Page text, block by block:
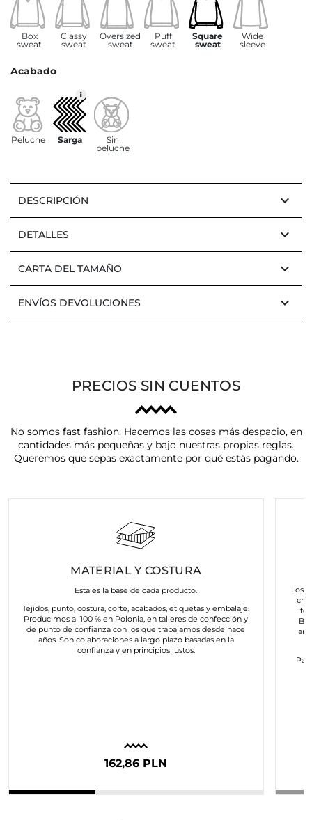
Box
sweat
Classy
sweat
Oversized
sweat
Puff
sweat
Square
sweat
Wide
sleeve
Acabado
Peluche Sarga
Sin
peluche
DESCRIPCIÓN keyboard_arrow_down
DETALLES keyboard_arrow_down
CARTA DEL TAMAÑO keyboard_arrow_down
ENVÍOS DEVOLUCIONES keyboard_arrow_down
PRECIOS SIN CUENTOS
No somos fast fashion. Hacemos las cosas más despacio, en
cantidades más pequeñas y bajo nuestras propias reglas.
Queremos que sepas exactamente por qué estás pagando.
MATERIAL Y COSTURA
Esta es la base de cada producto.
Tejidos, punto, costura, corte, acabados, etiquetas y embalaje.
Producimos al 100 % en Polonia, en talleres de confección y
de punto de confianza con los que trabajamos desde hace
años. Son colaboraciones a largo plazo basadas en la
confianza y en principios justos.
162,86 PLN
Los